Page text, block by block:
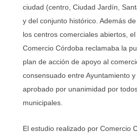
ciudad (centro, Ciudad Jardín,
y del conjunto histórico. Además
los centros comerciales abiertos,
Comercio Córdoba reclamaba la
plan de acción de apoyo al
consensuado entre Ayuntamiento
aprobado por unanimidad por
municipales.
El estudio realizado por Comercio